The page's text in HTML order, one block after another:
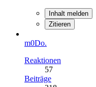
Inhalt melden
Zitieren
m0Do.
Reaktionen
57
Beiträge